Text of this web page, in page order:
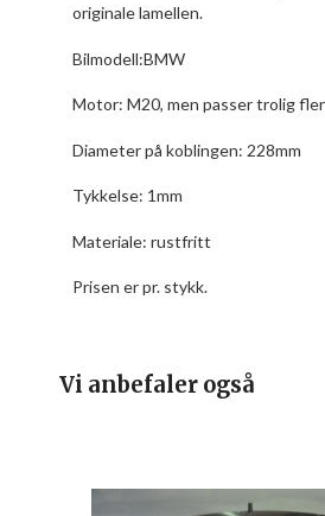
originale lamellen.
Bilmodell:BMW
Motor: M20, men passer trolig
Diameter på koblingen: 228mm
Tykkelse: 1mm
Materiale: rustfritt
Prisen er pr. stykk.
Vi anbefaler også